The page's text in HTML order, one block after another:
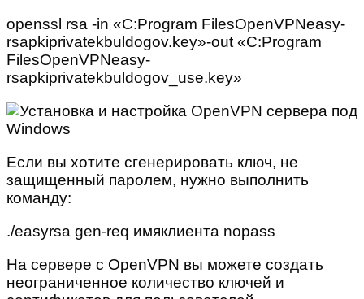
openssl rsa -in «C:Program FilesOpenVPNeasy-
rsapkiprivatekbuldogov.key»-out «C:Program
FilesOpenVPNeasy-
rsapkiprivatekbuldogov_use.key»
Если вы хотите сгенерировать ключ, не
защищенный паролем, нужно выполнить
команду:
./easyrsa gen-req имяклиента nopass
На сервере с OpenVPN вы можете создать
неограниченное количество ключей и